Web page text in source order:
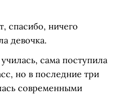
спасибо, ничего
девочка.
сама поступила
но в последние три
современными